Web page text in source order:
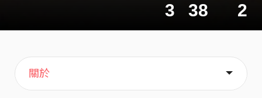
3 38 2
主頁
音樂
喜歡
關於